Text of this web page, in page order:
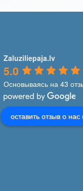
Zaluziliepaja.lv
5.0
Основываясь на 43
оставить отзыв о нас